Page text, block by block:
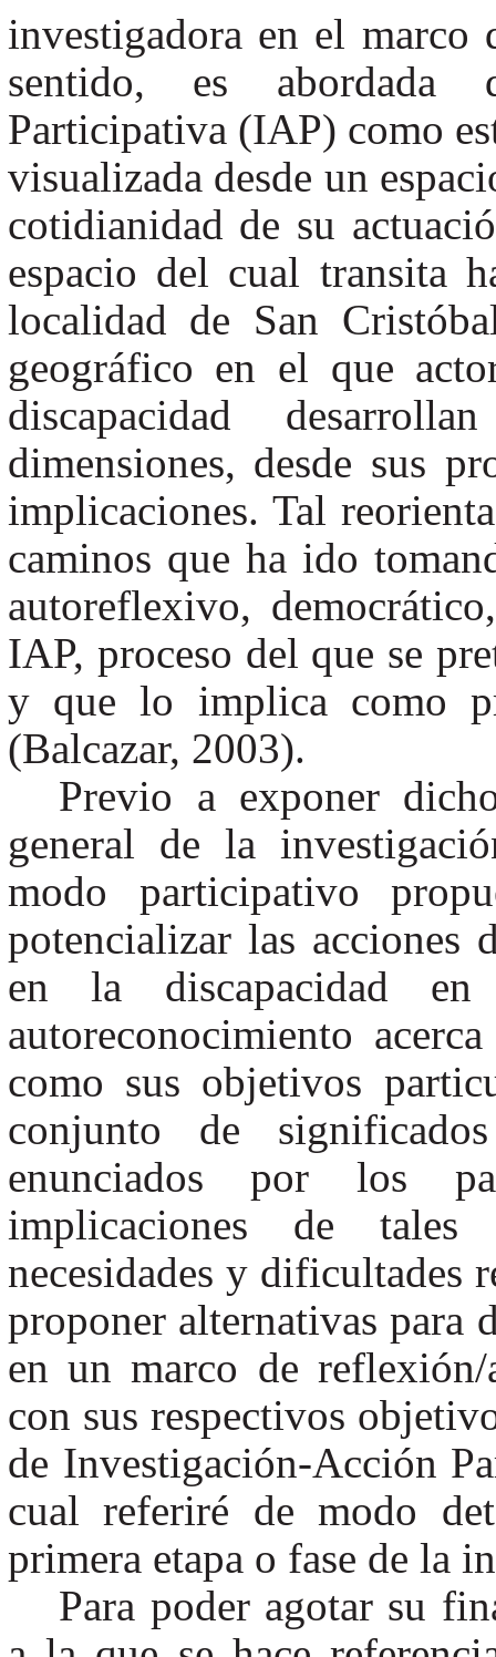
investigadora en el marco
sentido, es abordada
Participativa (IAP) como
visualizada desde un
cotidianidad de su
espacio del cual transita
localidad de San
geográfico en el que
discapacidad
dimensiones, desde sus
implicaciones. Tal
caminos que ha ido
autoreflexivo,
IAP, proceso del que se
y que lo implica como
(Balcazar, 2003).
Previo a exponer
general de la
modo participativo
potencializar las acciones
en la discapacidad
autoreconocimiento
como sus objetivos
conjunto de
enunciados por los
implicaciones de
necesidades y dificultades
proponer alternativas para
en un marco de
con sus respectivos
de Investigación-Acción
cual referiré de modo
primera etapa o fase de la
Para poder agotar su